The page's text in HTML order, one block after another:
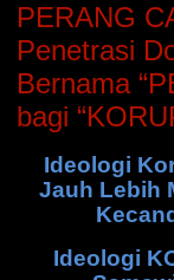
PERANG
Penetrasi
Bernama
bagi
Ideologi
Jauh Lebih
Ideologi